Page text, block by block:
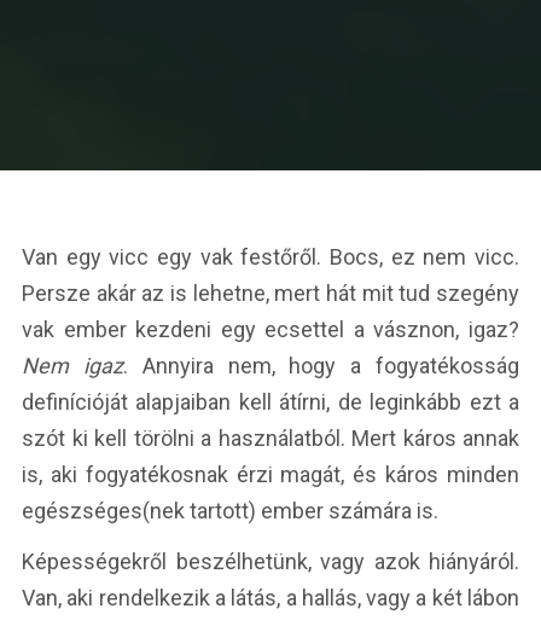
Van egy vicc egy vak festőről. Bocs, ez nem vicc.
Persze akár az is lehetne, mert hát mit tud szegény
vak ember kezdeni egy ecsettel a vásznon, igaz?
Nem igaz. Annyira nem, hogy a fogyatékosság
definícióját alapjaiban kell átírni, de leginkább ezt a
szót ki kell törölni a használatból. Mert káros annak
is, aki fogyatékosnak érzi magát, és káros minden
egészséges(nek tartott) ember számára is.
Képességekről beszélhetünk, vagy azok hiányáról.
Van, aki rendelkezik a látás, a hallás, vagy a két lábon